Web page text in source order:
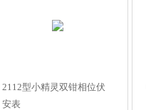
2112型小精灵双钳相位伏
安表